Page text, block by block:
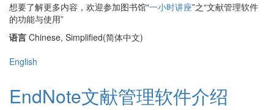
想要了解更多内容，欢迎参加图书馆“一小时讲座”之“文献管理软件
的功能与使用”
语言 Chinese, Simplified(简体中文)
English
EndNote文献管理软件介绍